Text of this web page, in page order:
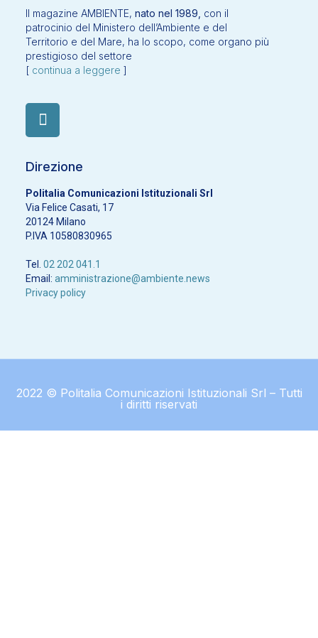
Il magazine AMBIENTE, nato nel 1989, con il
patrocinio del Ministero dell’Ambiente e del
Territorio e del Mare, ha lo scopo, come organo più
prestigioso del settore
[ continua a leggere ]
Direzione
Politalia Comunicazioni Istituzionali Srl
Via Felice Casati, 17
20124 Milano
P.IVA 10580830965
Tel. 02 202 041.1
Email: amministrazione@ambiente.news
Privacy policy
2022 © Politalia Comunicazioni Istituzionali Srl – Tutti
i diritti riservati